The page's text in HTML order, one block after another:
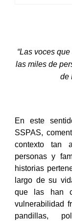
“Las voces
las miles de
de
En este
SSPAS,
contexto tan
personas y
historias
largo de su
que las han
vulnerabilidad
pandillas,